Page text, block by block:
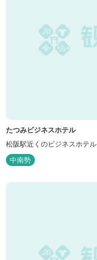
たつみビジネスホテル
松阪駅近くのビジネスホテル
中南勢